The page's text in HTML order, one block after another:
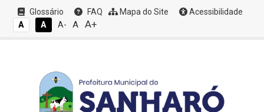
Glossário FAQ Mapa do Site
Acessibilidade
A
A A- A A+